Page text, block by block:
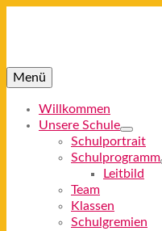
Menü
Willkommen
Unsere Schule
Schulportrait
Schulprogramm
Leitbild
Team
Klassen
Schulgremien